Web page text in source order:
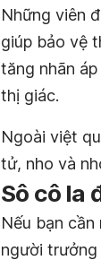
Những viên
giúp bảo vệ
tăng nhãn
thị giác.
Ngoài việt
tử, nho và
Sô cô la
Nếu bạn
người trưởng